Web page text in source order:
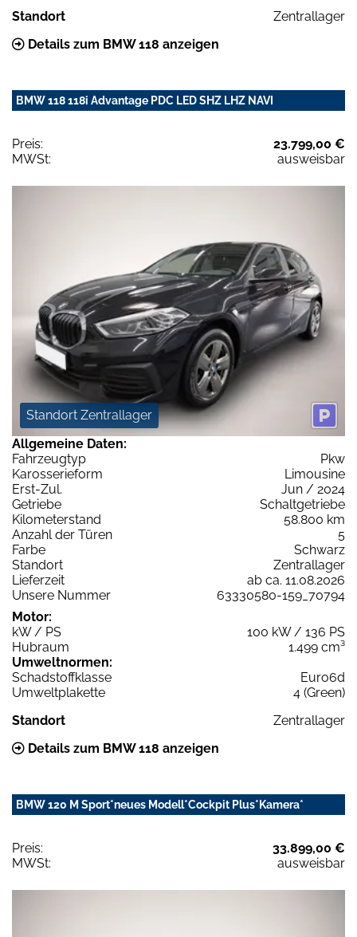
Standort
Zentrallager
Details zum BMW 118 anzeigen
BMW 118 118i Advantage PDC LED SHZ LHZ NAVI
Preis:
23.799,00 €
MWSt:
ausweisbar
Standort Zentrallager
Allgemeine Daten:
Fahrzeugtyp
Pkw
Karosserieform
Limousine
Erst-Zul.
Jun / 2024
Getriebe
Schaltgetriebe
Kilometerstand
58.800 km
Anzahl der Türen
5
Farbe
Schwarz
Standort
Zentrallager
Lieferzeit
ab ca. 11.08.2026
Unsere Nummer
63330580-159_70794
Motor:
kW / PS
100 kW / 136 PS
Hubraum
1.499 cm³
Umweltnormen:
Schadstoffklasse
Euro6d
Umweltplakette
4 (Green)
Standort
Zentrallager
Details zum BMW 118 anzeigen
BMW 120 M Sport*neues Modell*Cockpit Plus*Kamera*
Preis:
33.899,00 €
MWSt:
ausweisbar